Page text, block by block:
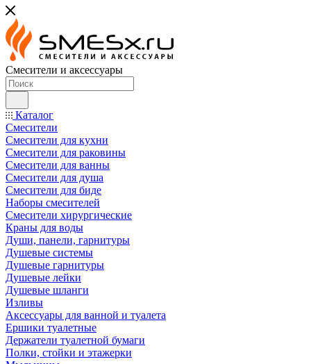
Смесители и аксессуары
Каталог
Смесители
Смесители для кухни
Смесители для раковины
Смесители для ванны
Смесители для душа
Смесители для биде
Наборы смесителей
Смесители хирургические
Краны для воды
Души, панели, гарнитуры
Душевые системы
Душевые гарнитуры
Душевые лейки
Душевые шланги
Изливы
Аксессуары для ванной и туалета
Ершики туалетные
Держатели туалетной бумаги
Полки, стойки и этажерки